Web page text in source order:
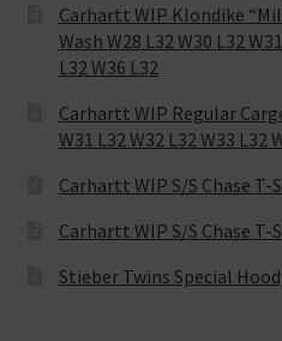
Carhartt WIP Klondike
Wash W28 L32 W30 L32
L32 W36 L32
Carhartt WIP Regular
W31 L32 W32 L32 W33 L32
Carhartt WIP S/S Chase T-
Carhartt WIP S/S Chase T-
Stieber Twins Special